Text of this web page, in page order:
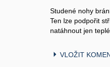
Studené nohy
Ten lze podpořit
natáhnout jen
VLOŽIT